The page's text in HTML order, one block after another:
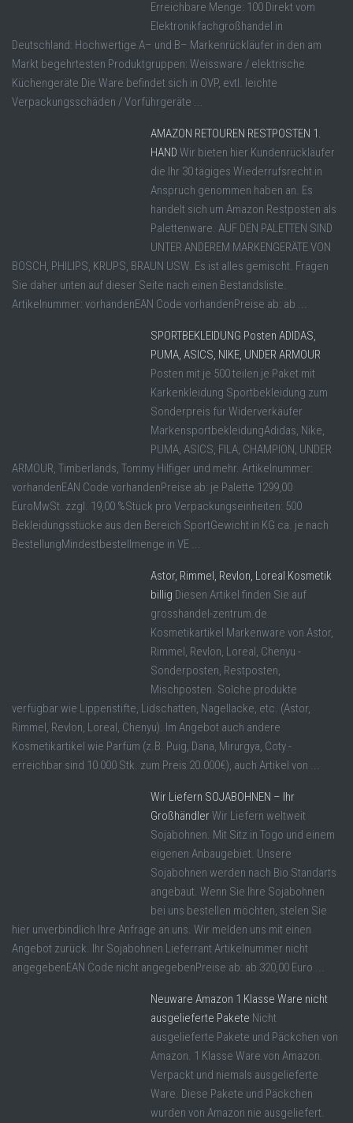
Erreichbare Menge: 100 Direkt vom
Elektronikfachgroßhandel in
Deutschland: Hochwertige A– und B– Markenrückläufer in den am
Markt begehrtesten Produktgruppen: Weissware / elektrische
Küchengeräte Die Ware befindet sich in OVP, evtl. leichte
Verpackungsschäden / Vorführgeräte ...
AMAZON RETOUREN RESTPOSTEN 1.
HAND Wir bieten hier Kundenrückläufer
die Ihr 30 tägiges Wiederrufsrecht in
Anspruch genommen haben an. Es
handelt sich um Amazon Restposten als
Palettenware. AUF DEN PALETTEN SIND
UNTER ANDEREM MARKENGERÄTE VON
BOSCH, PHILIPS, KRUPS, BRAUN USW. Es ist alles gemischt. Fragen
Sie daher unten auf dieser Seite nach einen Bestandsliste.
Artikelnummer: vorhandenEAN Code vorhandenPreise ab: ab ...
SPORTBEKLEIDUNG Posten ADIDAS,
PUMA, ASICS, NIKE, UNDER ARMOUR
Posten mit je 500 teilen je Paket mit
Karkenkleidung Sportbekleidung zum
Sonderpreis für Widerverkäufer
MarkensportbekleidungAdidas, Nike,
PUMA, ASICS, FILA, CHAMPION, UNDER
ARMOUR, Timberlands, Tommy Hilfiger und mehr. Artikelnummer:
vorhandenEAN Code vorhandenPreise ab: je Palette 1299,00
EuroMwSt. zzgl. 19,00 %Stück pro Verpackungseinheiten: 500
Bekleidungsstücke aus den Bereich SportGewicht in KG ca. je nach
BestellungMindestbestellmenge in VE ...
Astor, Rimmel, Revlon, Loreal Kosmetik
billig Diesen Artikel finden Sie auf
grosshandel-zentrum.de
Kosmetikartikel Markenware von Astor,
Rimmel, Revlon, Loreal, Chenyu -
Sonderposten, Restposten,
Mischposten. Solche produkte
verfügbar wie Lippenstifte, Lidschatten, Nagellacke, etc. (Astor,
Rimmel, Revlon, Loreal, Chenyu). Im Angebot auch andere
Kosmetikartikel wie Parfüm (z.B. Puig, Dana, Mirurgya, Coty -
erreichbar sind 10 000 Stk. zum Preis 20.000€), auch Artikel von ...
Wir Liefern SOJABOHNEN – Ihr
GroßhändlerWir Liefern weltweit
Sojabohnen. Mit Sitz in Togo und einem
eigenen Anbaugebiet. Unsere
Sojabohnen werden nach Bio Standarts
angebaut. Wenn Sie Ihre Sojabohnen
bei uns bestellen möchten, stelen Sie
hier unverbindlich Ihre Anfrage an uns. Wir melden uns mit einen
Angebot zurück. Ihr Sojabohnen Lieferrant Artikelnummer nicht
angegebenEAN Code nicht angegebenPreise ab: ab 320,00 Euro ...
Neuware Amazon 1 Klasse Ware nicht
ausgelieferte Pakete Nicht
ausgelieferte Pakete und Päckchen von
Amazon. 1 Klasse Ware von Amazon.
Verpackt und niemals ausgelieferte
Ware. Diese Pakete und Päckchen
wurden von Amazon nie ausgeliefert.